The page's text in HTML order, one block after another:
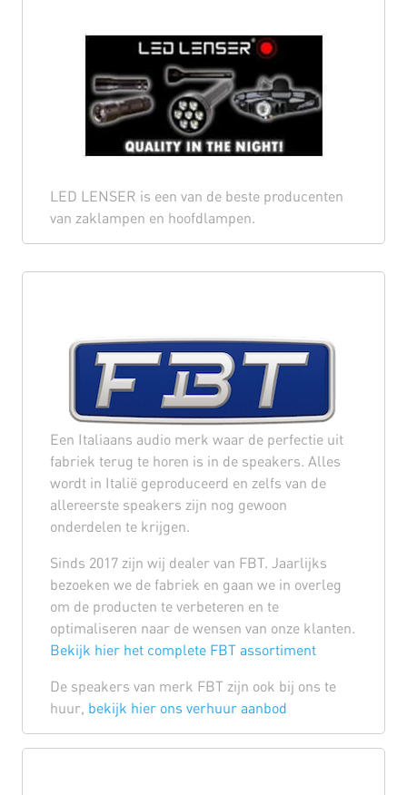
LED LENSER is een van de beste producenten
van zaklampen en hoofdlampen.
Een Italiaans audio merk waar de perfectie uit
fabriek terug te horen is in de speakers. Alles
wordt in Italië geproduceerd en zelfs van de
allereerste speakers zijn nog gewoon
onderdelen te krijgen.
Sinds 2017 zijn wij dealer van FBT. Jaarlijks
bezoeken we de fabriek en gaan we in overleg
om de producten te verbeteren en te
optimaliseren naar de wensen van onze klanten.
Bekijk hier het complete FBT assortiment
De speakers van merk FBT zijn ook bij ons te
huur, bekijk hier ons verhuur aanbod